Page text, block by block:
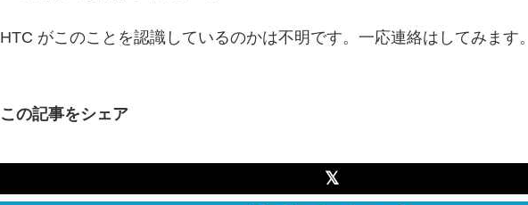
HTC がこのことを認識しているのかは不明です。一応連絡はしてみます。
この記事をシェア
𝕏